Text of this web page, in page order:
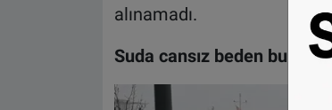
alınamadı.
Suda cansız beden bulundu